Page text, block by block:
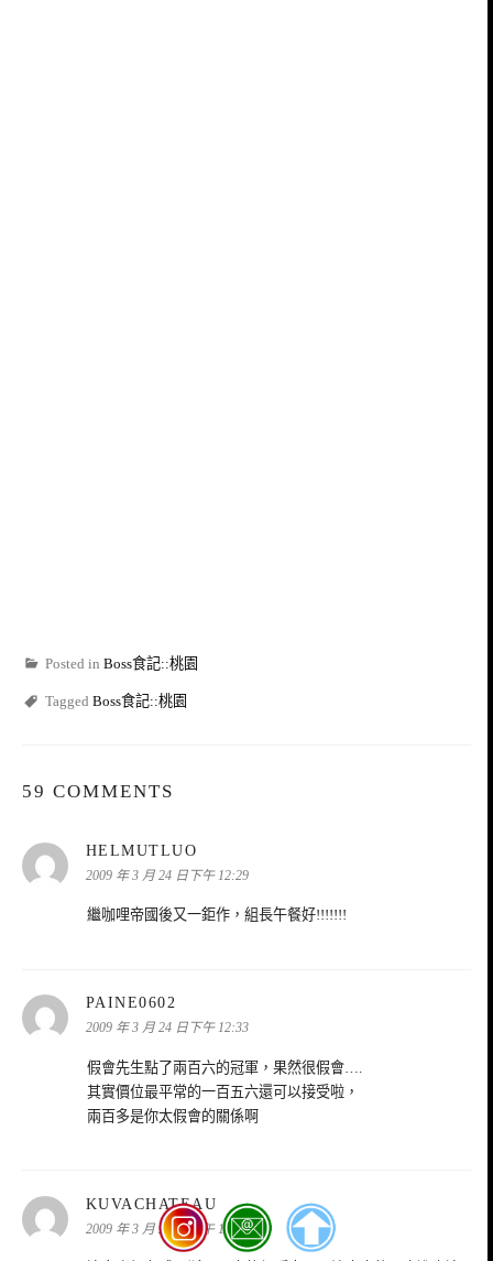
Posted in Boss食記::桃園
Tagged Boss食記::桃園
59 COMMENTS
HELMUTLUO
示:
2009 年 3 月 24 日下午 12:29
繼咖哩帝國後又一鉅作，組長午餐好!!!!!!!
PAINE0602
示:
2009 年 3 月 24 日下午 12:33
假會先生點了兩百六的冠軍，果然很假會….
其實價位最平常的一百五六還可以接受啦，
兩百多是你太假會的關係啊
KUVACHATEAU
示:
2009 年 3 月 24 日下午 12:36